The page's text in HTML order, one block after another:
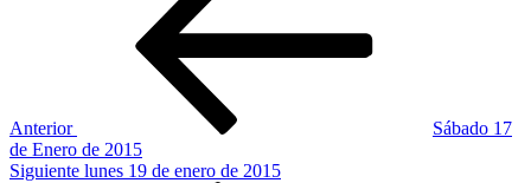
Anterior
Sábado 17
de Enero de 2015
Siguiente
Siguiente lunes 19 de enero de 2015